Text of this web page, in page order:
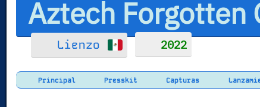
Aztech Forgotten
Lienzo 2022
Principal Presskit Capturas